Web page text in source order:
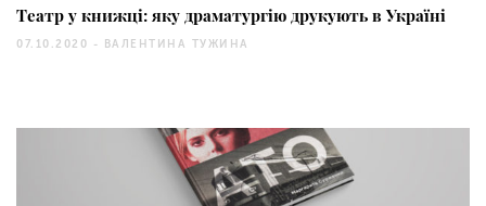
Театр у книжці: яку драматургію друкують в Україні
07.10.2020 - ВАЛЕНТИНА ТУЖИНА